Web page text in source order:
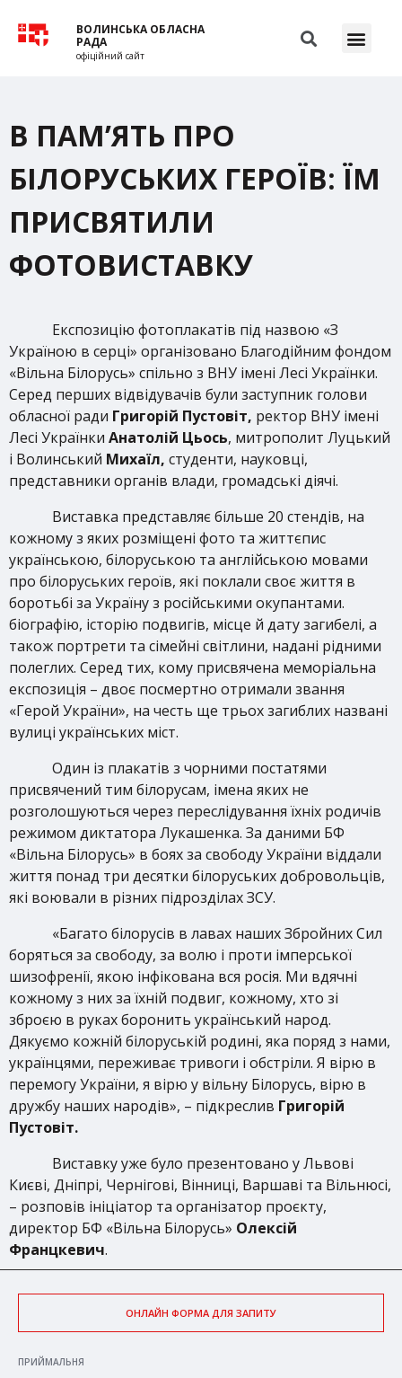
ВОЛИНСЬКА ОБЛАСНА
РАДА
офіційний сайт
В ПАМ’ЯТЬ ПРО
БІЛОРУСЬКИХ ГЕРОЇВ: ЇМ
ПРИСВЯТИЛИ
ФОТОВИСТАВКУ
Експозицію фотоплакатів під назвою «З
Україною в серці» організовано Благодійним фондом
«Вільна Білорусь» спільно з ВНУ імені Лесі Українки.
Серед перших відвідувачів були заступник голови
обласної ради Григорій Пустовіт, ректор ВНУ імені
Лесі Українки Анатолій Цьось, митрополит Луцький
і Волинський Михаїл, студенти, науковці,
представники органів влади, громадські діячі.
Виставка представляє більше 20 стендів, на
кожному з яких розміщені фото та життєпис
українською, білоруською та англійською мовами
про білоруських героїв, які поклали своє життя в
боротьбі за Україну з російськими окупантами.
біографію, історію подвигів, місце й дату загибелі, а
також портрети та сімейні світлини, надані рідними
полеглих. Серед тих, кому присвячена меморіальна
експозиція – двоє посмертно отримали звання
«Герой України», на честь ще трьох загиблих названі
вулиці українських міст.
Один із плакатів з чорними постатями
присвячений тим білорусам, імена яких не
розголошуються через переслідування їхніх родичів
режимом диктатора Лукашенка. За даними БФ
«Вільна Білорусь» в боях за свободу України віддали
життя понад три десятки білоруських добровольців,
які воювали в різних підрозділах ЗСУ.
«Багато білорусів в лавах наших Збройних Сил
боряться за свободу, за волю і проти імперської
шизофренії, якою інфікована вся росія. Ми вдячні
кожному з них за їхній подвиг, кожному, хто зі
зброєю в руках боронить український народ.
Дякуємо кожній білоруській родині, яка поряд з нами,
українцями, переживає тривоги і обстріли. Я вірю в
перемогу України, я вірю у вільну Білорусь, вірю в
дружбу наших народів», – підкреслив Григорій
Пустовіт.
Виставку уже було презентовано у Львові
Києві, Дніпрі, Чернігові, Вінниці, Варшаві та Вільнюсі,
– розповів ініціатор та організатор проєкту,
директор БФ «Вільна Білорусь» Олексій
Францкевич.
ОНЛАЙН ФОРМА ДЛЯ ЗАПИТУ
ПРИЙМАЛЬНЯ